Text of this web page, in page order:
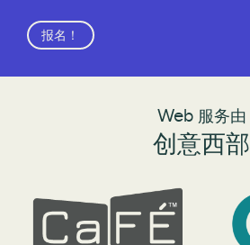
报名！
Web 服务由
创意西部